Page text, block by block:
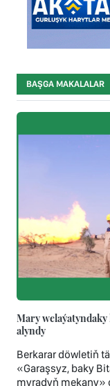
BAŞGA MAKALALAR
Mary
alyndy
Berkarar döwletiň
«Garaşsyz, baky
myradyň mekany»